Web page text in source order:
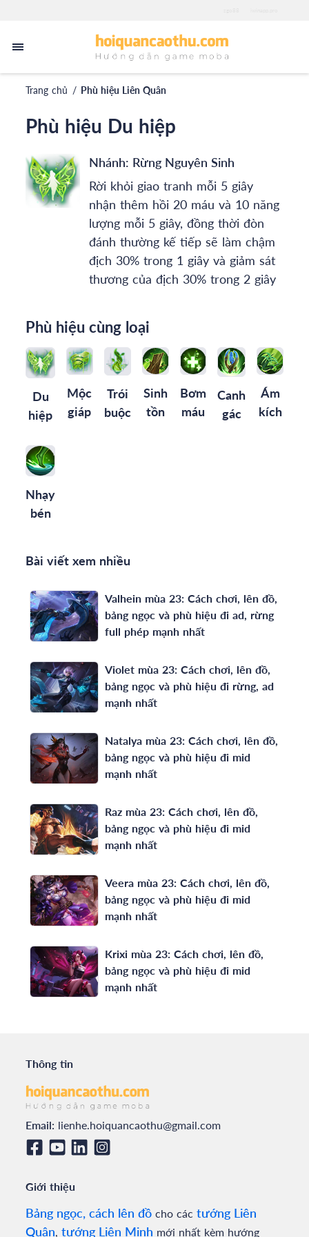
Trang chủ / Phù hiệu Liên Quân
Phù hiệu Du hiệp
Nhánh: Rừng Nguyên Sinh
Rời khỏi giao tranh mỗi 5 giây
nhận thêm hồi 20 máu và 10 năng
lượng mỗi 5 giây, đồng thời đòn
đánh thường kế tiếp sẽ làm chậm
địch 30% trong 1 giây và giảm sát
thương của địch 30% trong 2 giây
Phù hiệu cùng loại
Du
hiệp
Mộc
giáp
Trói
buộc
Sinh
tồn
Bơm
máu
Canh
gác
Ám
kích
Nhạy
bén
Bài viết xem nhiều
Valhein mùa 23: Cách chơi, lên đồ,
bảng ngọc và phù hiệu đi ad, rừng
full phép mạnh nhất
Violet mùa 23: Cách chơi, lên đồ,
bảng ngọc và phù hiệu đi rừng, ad
mạnh nhất
Natalya mùa 23: Cách chơi, lên đồ,
bảng ngọc và phù hiệu đi mid
mạnh nhất
Raz mùa 23: Cách chơi, lên đồ,
bảng ngọc và phù hiệu đi mid
mạnh nhất
Veera mùa 23: Cách chơi, lên đồ,
bảng ngọc và phù hiệu đi mid
mạnh nhất
Krixi mùa 23: Cách chơi, lên đồ,
bảng ngọc và phù hiệu đi mid
mạnh nhất
Thông tin
Email: lienhe.hoiquancaothu@gmail.com
Giới thiệu
Bảng ngọc, cách lên đồ cho các tướng Liên
Quân, tướng Liên Minh mới nhất kèm hướng